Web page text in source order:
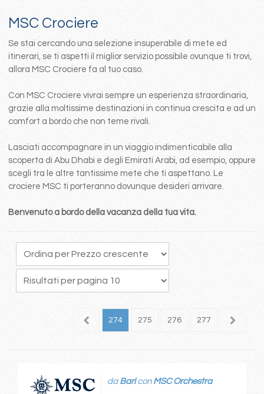
MSC Crociere
Se stai cercando una selezione insuperabile di mete ed
itinerari, se ti aspetti il miglior servizio possibile ovunque ti trovi,
allora MSC Crociere fa al tuo caso.
Con MSC Crociere vivrai sempre un esperienza straordinaria,
grazie alla moltissime destinazioni in continua crescita e ad un
comfort a bordo che non teme rivali.
Lasciati accompagnare in un viaggio indimenticabile alla
scoperta di Abu Dhabi e degli Emirati Arabi, ad esempio, oppure
scegli tra le altre tantissime mete che ti aspettano. Le
crociere MSC ti porteranno dovunque desideri arrivare.
Benvenuto a bordo della vacanza della tua vita.
273 274 275 276 277 278
da Baricon MSC Orchestra